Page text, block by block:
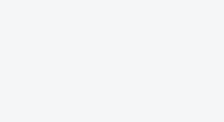
webbplats.
webbplats.